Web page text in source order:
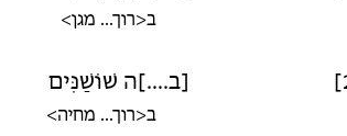
ב<רוך... מגן>
[ב....]ה שׁוֹשַׁנִּים
ב<רוך... מחיה>